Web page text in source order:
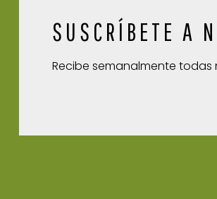
SUSCRÍBETE A
Recibe semanalmente